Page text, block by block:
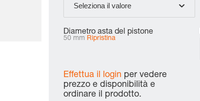
Seleziona il valore
Diametro asta del pistone
50 mm Ripristina
Effettua il login per vedere
prezzo e disponibilità e
ordinare il prodotto.